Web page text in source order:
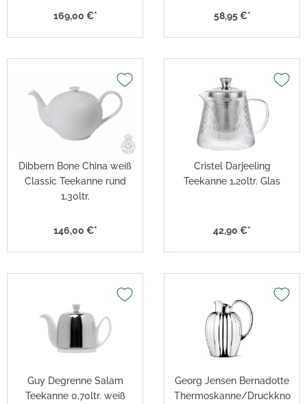
169,00 €* 58,95 €*
Dibbern Bone China weiß
Classic Teekanne rund
1,30ltr.
146,00 €*
Cristel Darjeeling
Teekanne 1,20ltr. Glas
42,90 €*
Guy Degrenne Salam
Teekanne 0,70ltr. weiß
Georg Jensen Bernadotte
Thermoskanne/Druckkno